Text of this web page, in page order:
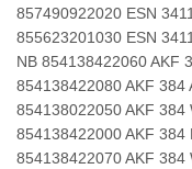
857490922020 ESN
855623201030 ESN
NB 854138422060 AKF
854138422080 AKF 384
854138022050 AKF 384
854138422000 AKF 384
854138422070 AKF 384